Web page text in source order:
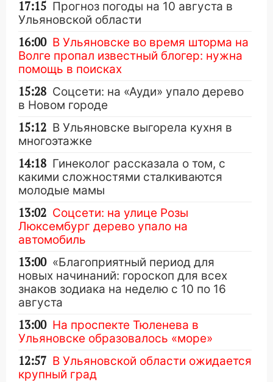
17:15 Прогноз погоды на 10 августа в
Ульяновской области
16:00 В Ульяновске во время шторма на
Волге пропал известный блогер: нужна
помощь в поисках
15:28 Соцсети: на «Ауди» упало дерево
в Новом городе
15:12 В Ульяновске выгорела кухня в
многоэтажке
14:18 Гинеколог рассказала о том, с
какими сложностями сталкиваются
молодые мамы
13:02 Соцсети: на улице Розы
Люксембург дерево упало на
автомобиль
13:00 «Благоприятный период для
новых начинаний: гороскоп для всех
знаков зодиака на неделю с 10 по 16
августа
13:00 На проспекте Тюленева в
Ульяновске образовалось «море»
12:57 В Ульяновской области ожидается
крупный град